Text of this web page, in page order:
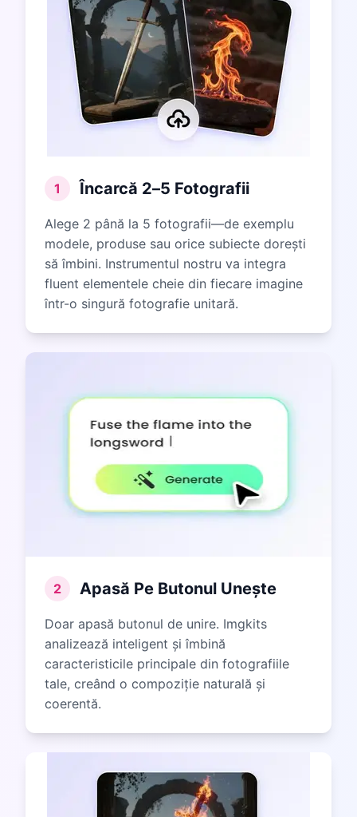
1 Încarcă 2–5 Fotografii
Alege 2 până la 5 fotografii—de exemplu
modele, produse sau orice subiecte dorești
să îmbini. Instrumentul nostru va integra
fluent elementele cheie din fiecare imagine
într-o singură fotografie unitară.
2 Apasă Pe Butonul Unește
Doar apasă butonul de unire. Imgkits
analizează inteligent și îmbină
caracteristicile principale din fotografiile
tale, creând o compoziție naturală și
coerentă.